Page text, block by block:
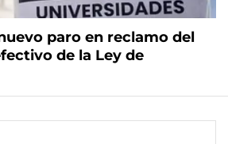
paro en reclamo del
de la Ley de